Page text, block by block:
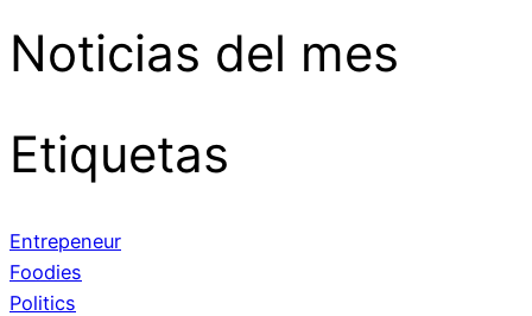
Noticias del mes
Etiquetas
Entrepeneur
Foodies
Politics